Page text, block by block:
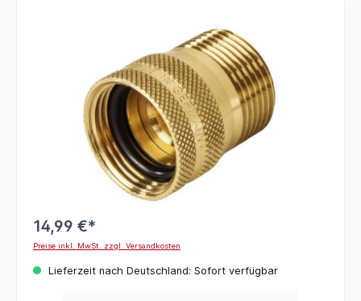
14,99 €*
Preise inkl. MwSt. zzgl. Versandkosten
Lieferzeit nach Deutschland: Sofort verfügbar